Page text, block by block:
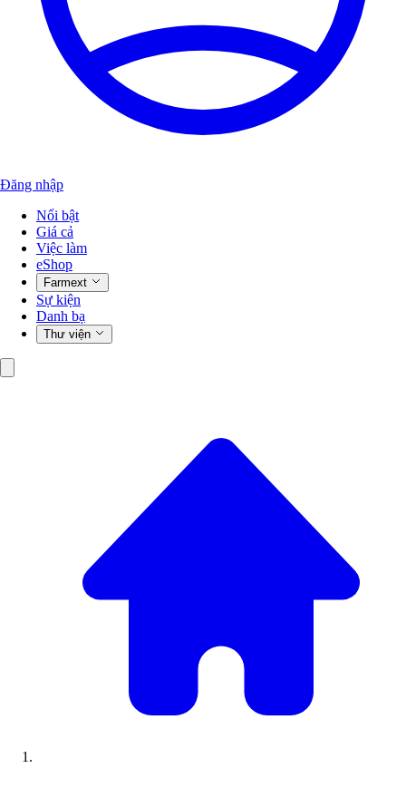
Đăng nhập
Nổi bật
Giá cả
Việc làm
eShop
Farmext
Sự kiện
Danh bạ
Thư viện